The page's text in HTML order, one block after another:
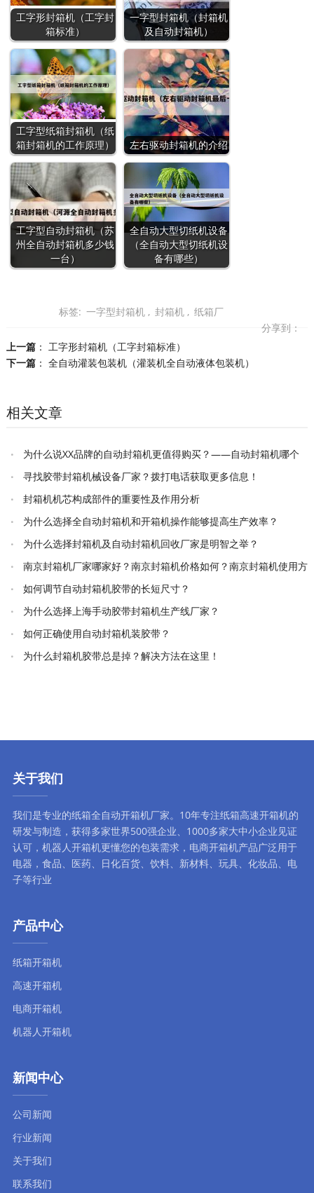
工字形封箱机（工字封
箱标准）
一字型封箱机（封箱机
及自动封箱机）
工字型纸箱封箱机（纸
箱封箱机的工作原理）
左右驱动封箱机的介绍
工字型自动封箱机（苏
州全自动封箱机多少钱
一台）
全自动大型切纸机设备
（全自动大型切纸机设
备有哪些）
标签: 一字型封箱机 , 封箱机 , 纸箱厂
分享到：
上一篇： 工字形封箱机（工字封箱标准）
下一篇： 全自动灌装包装机（灌装机全自动液体包装机）
相关文章
为什么说XX品牌的自动封箱机更值得购买？——自动封箱机哪个
牌子好一点
寻找胶带封箱机械设备厂家？拨打电话获取更多信息！
封箱机机芯构成部件的重要性及作用分析
为什么选择全自动封箱机和开箱机操作能够提高生产效率？
为什么选择封箱机及自动封箱机回收厂家是明智之举？
南京封箱机厂家哪家好？南京封箱机价格如何？南京封箱机使用方
法详解如何调节自动封箱机胶带的长短尺寸？
为什么选择上海手动胶带封箱机生产线厂家？
如何正确使用自动封箱机装胶带？
为什么封箱机胶带总是掉？解决方法在这里！
关于我们
我们是专业的纸箱全自动开箱机厂家。10年专注纸箱高速开箱机的
研发与制造，获得多家世界500强企业、1000多家大中小企业见证
认可， 机器人开箱机更懂您的包装需求， 电商开箱机产品广泛用于
电器，食品、医药、日化百货、饮料、新材料、玩具、化妆品、电
子等行业
产品中心
纸箱开箱机
高速开箱机
电商开箱机
机器人开箱机
新闻中心
公司新闻
行业新闻
关于我们
联系我们